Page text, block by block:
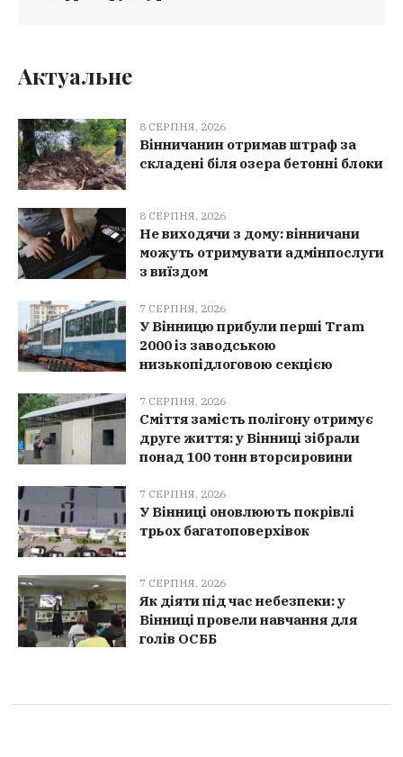
Актуальне
8 СЕРПНЯ, 2026
Вінничанин отримав штраф за
складені біля озера бетонні блоки
8 СЕРПНЯ, 2026
Не виходячи з дому: вінничани
можуть отримувати адмінпослуги
з виїздом
7 СЕРПНЯ, 2026
У Вінницю прибули перші Tram
2000 із заводською
низькопідлоговою секцією
7 СЕРПНЯ, 2026
Сміття замість полігону отримує
друге життя: у Вінниці зібрали
понад 100 тонн вторсировини
7 СЕРПНЯ, 2026
У Вінниці оновлюють покрівлі
трьох багатоповерхівок
7 СЕРПНЯ, 2026
Як діяти під час небезпеки: у
Вінниці провели навчання для
голів ОСББ